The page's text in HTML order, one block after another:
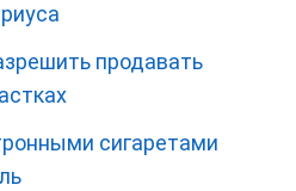
продавать
сигаретами